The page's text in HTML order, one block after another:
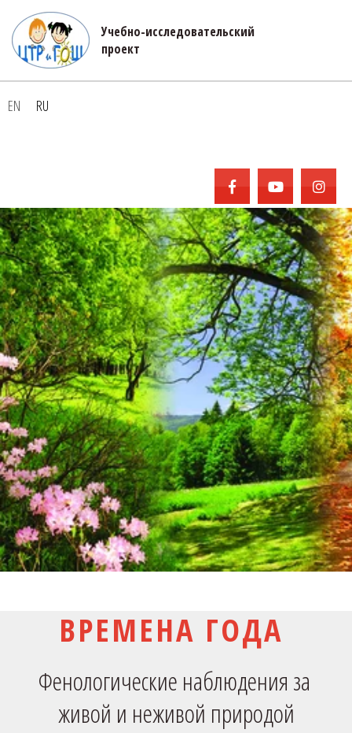
Учебно-исследовательский
проект
EN RU
ВРЕМЕНА ГОДА
Фенологические наблюдения за
живой и неживой природой